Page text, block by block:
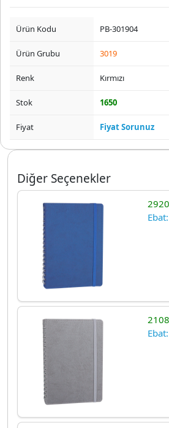
Ürün Kodu PB-301904
Ürün Grubu 3019
Renk Kırmızı
Stok 1650
Fiyat Fiyat Sorunuz
Diğer Seçenekler